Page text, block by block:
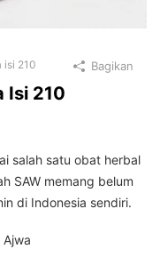
isi 210
Isi 210
salah satu obat herbal
SAW memang belum
di Indonesia sendiri.
Bagikan